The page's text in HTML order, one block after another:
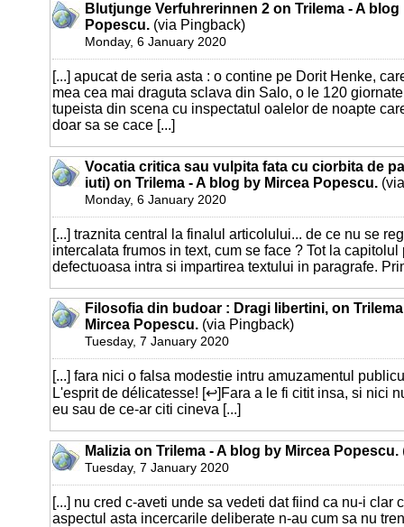
Blutjunge Verfuhrerinnen 2 on Trilema - A blog
Popescu. (via Pingback)
Monday, 6 January 2020
[...] apucat de seria asta : o contine pe Dorit Henke,
mea cea mai draguta sclava din Salo, o le 120
tupeista din scena cu inspectatul oalelor de noapte
doar sa se cace [...]
Vocatia critica sau vulpita fata cu ciorbita de
iuti) on Trilema - A blog by Mircea Popescu.
Monday, 6 January 2020
[...] traznita central la finalul articolului... de ce nu se
intercalata frumos in text, cum se face ? Tot la capitolul
defectuoasa intra si impartirea textului in paragrafe.
Filosofia din budoar : Dragi libertini, on
Mircea Popescu. (via Pingback)
Tuesday, 7 January 2020
[...] fara nici o falsa modestie intru amuzamentul
L'esprit de délicatesse! [↩]Fara a le fi citit insa, si nici
eu sau de ce-ar citi cineva [...]
Malizia on Trilema - A blog by Mircea Popescu.
Tuesday, 7 January 2020
[...] nu cred c-aveti unde sa vedeti dat fiind ca nu-i clar
aspectul asta incercarile deliberate n-au cum sa nu